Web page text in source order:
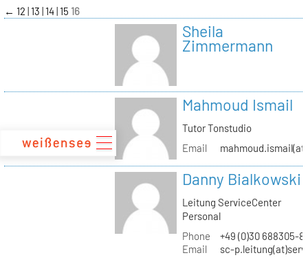
zum
Inhalt
← 12 13 14 15 16
Sheila
Zimmermann
Mahmoud Ismail
Tutor Tonstudio
Email
Danny Bialkowski
Leitung ServiceCenter
Personal
Phone
+49 (0)30 688305-
Email
sc-